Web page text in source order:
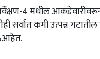
सर्वेक्षण-4 मधील
सर्वात कमी उत्पन्न